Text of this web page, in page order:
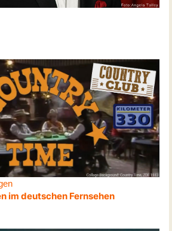
im deutschen Fernsehen